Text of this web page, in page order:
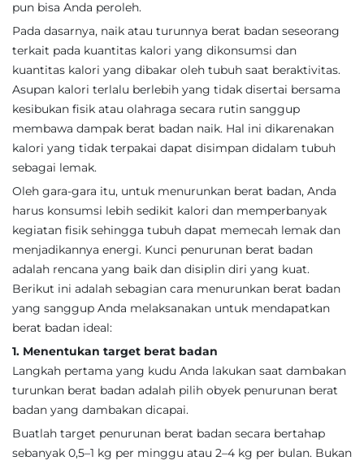
pun bisa Anda peroleh.
Pada dasarnya, naik atau turunnya berat badan seseorang
terkait pada kuantitas kalori yang dikonsumsi dan
kuantitas kalori yang dibakar oleh tubuh saat beraktivitas.
Asupan kalori terlalu berlebih yang tidak disertai bersama
kesibukan fisik atau olahraga secara rutin sanggup
membawa dampak berat badan naik. Hal ini dikarenakan
kalori yang tidak terpakai dapat disimpan didalam tubuh
sebagai lemak.
Oleh gara-gara itu, untuk menurunkan berat badan, Anda
harus konsumsi lebih sedikit kalori dan memperbanyak
kegiatan fisik sehingga tubuh dapat memecah lemak dan
menjadikannya energi. Kunci penurunan berat badan
adalah rencana yang baik dan disiplin diri yang kuat.
Berikut ini adalah sebagian cara menurunkan berat badan
yang sanggup Anda melaksanakan untuk mendapatkan
berat badan ideal:
1. Menentukan target berat badan
Langkah pertama yang kudu Anda lakukan saat dambakan
turunkan berat badan adalah pilih obyek penurunan berat
badan yang dambakan dicapai.
Buatlah target penurunan berat badan secara bertahap
sebanyak 0,5–1 kg per minggu atau 2–4 kg per bulan. Bukan